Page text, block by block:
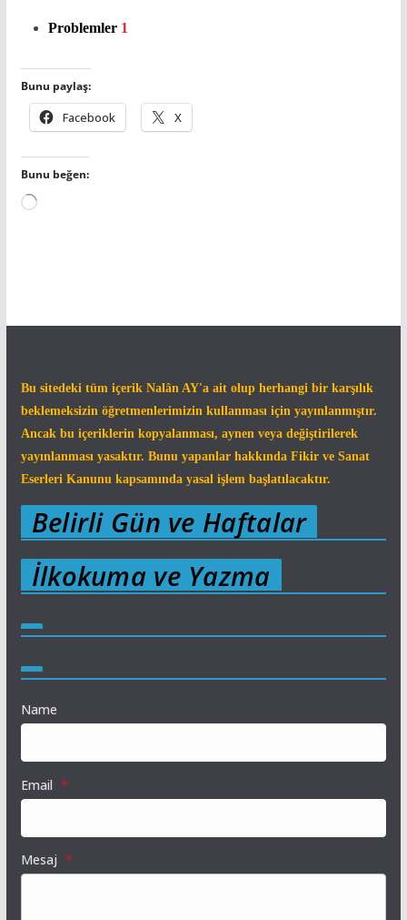
Problemler 1
Bunu paylaş:
Facebook X
Bunu beğen:
Yükleniyor...
Bu sitedeki tüm içerik Nalân AY'a ait olup herhangi bir karşılık
beklemeksizin öğretmenlerimizin kullanması için yayınlanmıştır.
Ancak bu içeriklerin kopyalanması, aynen veya değiştirilerek
yayınlanması yasaktır. Bunu yapanlar hakkında Fikir ve Sanat
Eserleri Kanunu kapsamında yasal işlem başlatılacaktır.
Belirli Gün ve Haftalar
İlkokuma ve Yazma
Name
Email *
Mesaj *